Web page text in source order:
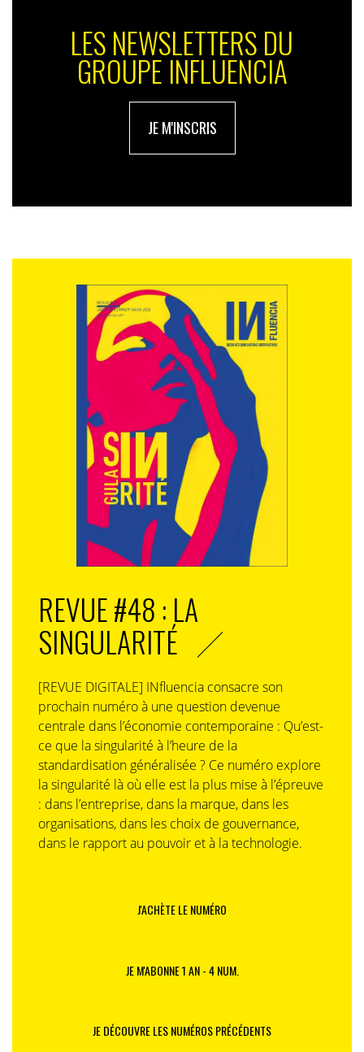
LES NEWSLETTERS DU
GROUPE INFLUENCIA
JE M'INSCRIS
REVUE #48 : LA
SINGULARITÉ
[REVUE DIGITALE] INfluencia consacre son
prochain numéro à une question devenue
centrale dans l’économie contemporaine : Qu’est-
ce que la singularité à l’heure de la
standardisation généralisée ? Ce numéro explore
la singularité là où elle est la plus mise à l’épreuve
: dans l’entreprise, dans la marque, dans les
organisations, dans les choix de gouvernance,
dans le rapport au pouvoir et à la technologie.
J'ACHÈTE LE NUMÉRO
JE M'ABONNE 1 AN - 4 NUM.
JE DÉCOUVRE LES NUMÉROS PRÉCÉDENTS